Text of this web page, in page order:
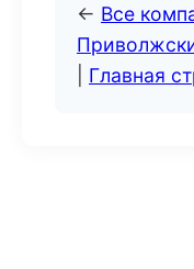
← Все
Главная